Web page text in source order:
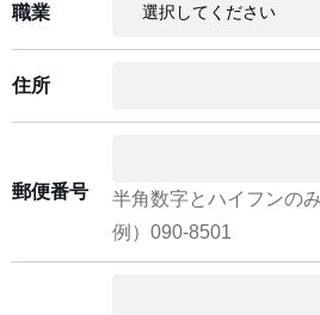
職業
住所
郵便番号
半角数字とハイフンのみ
例）090-8501